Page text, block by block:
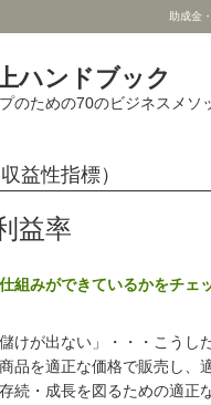
助成金
ハンドブック
のための70のビジネスメソ
益性指標）
益率
組みができているかをチェ
儲けが出ない」・・・こう
品を適正な価格で販売し
続・成長を図るための適正